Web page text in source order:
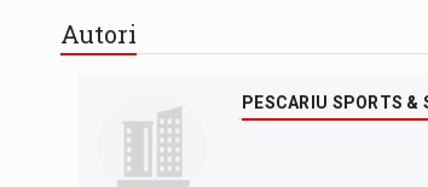
Autori
PESCARIU SPORTS &